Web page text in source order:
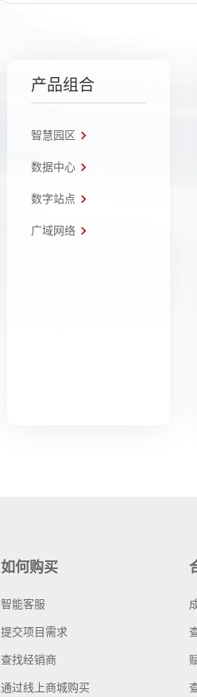
产品组合
智慧园区
数据中心
数字站点
广域网络
如何购买
智能客服
提交项目需求
查找经销商
通过线上商城购买